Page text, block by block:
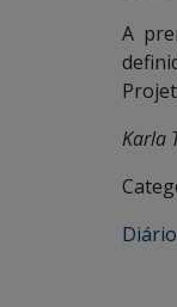
A
Karla